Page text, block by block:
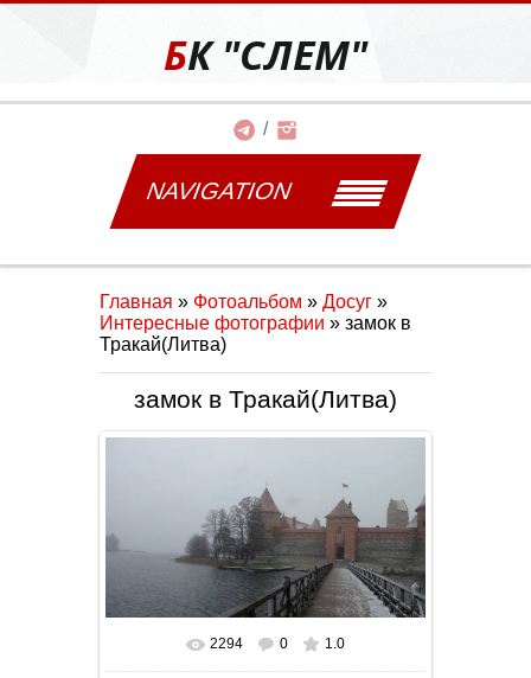
БК "СЛЕМ"
NAVIGATION
Главная » Фотоальбом » Досуг »
Интересные фотографии » замок в
Тракай(Литва)
замок в Тракай(Литва)
В реальном размере 1600x900
2294 0 1.0